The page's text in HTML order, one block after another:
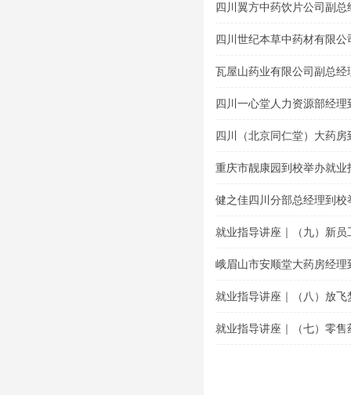
四川翼方中药饮片公司副
题讲座
四川世纪本草中药材有限
导专题讲座
瓦屋山药业有限公司副总
讲座
四川一心堂人力资源部经
座
四川（北京同仁堂）大药
座
重庆市靓康园到校举办就业
健之佳四川分部总经理到校
就业指导讲座｜（九）新员
峨眉山市安顺堂大药房经
就业指导讲座｜（八）放飞
就业指导讲座｜（七）零售